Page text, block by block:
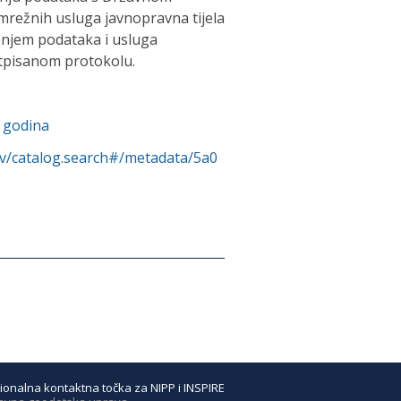
usluga javnopravna tijela
podataka i usluga
protokolu.
metadata/5a0
kontaktna točka za NIPP i INSPIRE